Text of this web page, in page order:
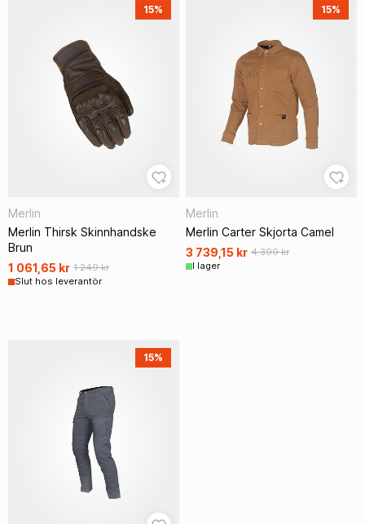
15%
Merlin
Merlin Thirsk Skinnhandske
Brun
1 061,65 kr 1 249 kr
Slut hos leverantör
15%
Merlin
Merlin Carter Skjorta Camel
3 739,15 kr 4 399 kr
I lager
15%